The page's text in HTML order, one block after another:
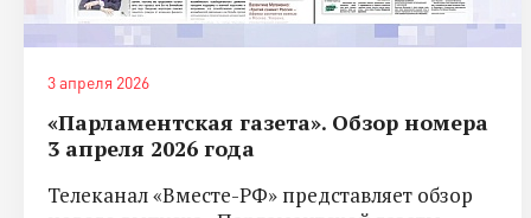
3 апреля 2026
«Парламентская газета». Обзор номера
3 апреля 2026 года
Телеканал «Вместе-РФ» представляет обзор